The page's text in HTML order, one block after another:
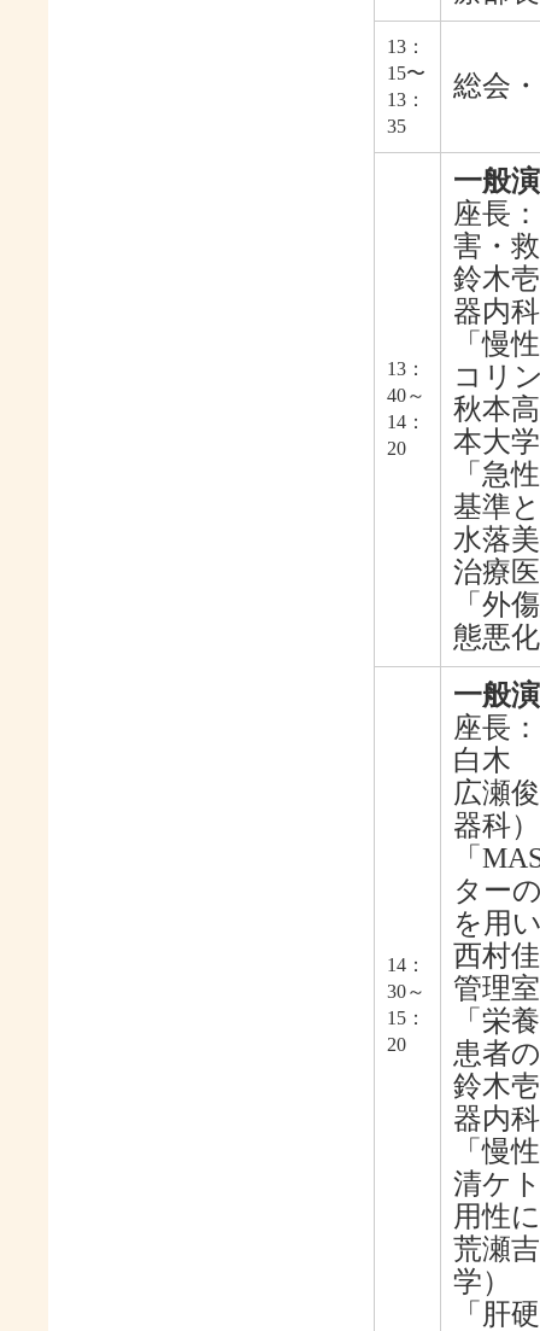
13：
15〜
13：
35
総会
13：
40～
14：
20
一般
座長
害・
鈴木
器内
「慢
コリ
秋本
本大
「急
基準
水落
治療
「外
態悪
14：
30～
15：
20
一般
座長
白木
広瀬
器科）
「
ター
を用
西村
管理
「栄
患者
鈴木
器内
「慢
清ケ
用性
荒瀬
学）
「肝